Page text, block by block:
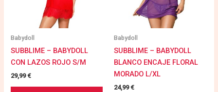
Babydoll
SUBBLIME – BABYDOLL
CON LAZOS ROJO S/M
29,99€
Babydoll
SUBBLIME – BABYDOLL
BLANCO ENCAJE FLORAL
MORADO L/XL
24,99€